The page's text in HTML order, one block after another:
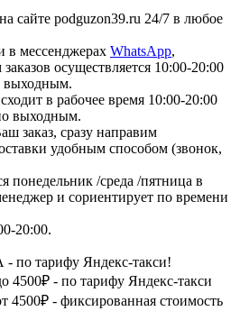
сайте podguzon39.ru 24/7 в любое
в мессенджерах WhatsApp,
осуществляется 10:00-20:00
выходным.
в рабочее время 10:00-20:00
выходным.
заказ, сразу направим
удобным способом (звонок,
понедельник /среда /пятница в
и сориентирует по времени
20:00.
тарифу Яндекс-такси!
4500₽ - по тарифу Яндекс-такси
4500₽ - фиксированная стоимость